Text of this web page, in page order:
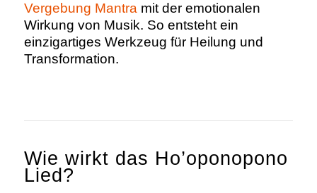
Vergebung Mantramit der emotionalen
Wirkung von Musik. So entsteht ein
einzigartiges Werkzeug für Heilung und
Transformation.
Wie wirkt das Ho’oponopono
Lied?